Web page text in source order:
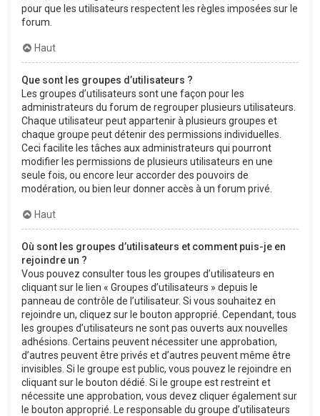
pour que les utilisateurs respectent les règles imposées sur le
forum.
Haut
Que sont les groupes d’utilisateurs ?
Les groupes d’utilisateurs sont une façon pour les
administrateurs du forum de regrouper plusieurs utilisateurs.
Chaque utilisateur peut appartenir à plusieurs groupes et
chaque groupe peut détenir des permissions individuelles.
Ceci facilite les tâches aux administrateurs qui pourront
modifier les permissions de plusieurs utilisateurs en une
seule fois, ou encore leur accorder des pouvoirs de
modération, ou bien leur donner accès à un forum privé.
Haut
Où sont les groupes d’utilisateurs et comment puis-je en
rejoindre un ?
Vous pouvez consulter tous les groupes d’utilisateurs en
cliquant sur le lien « Groupes d’utilisateurs » depuis le
panneau de contrôle de l’utilisateur. Si vous souhaitez en
rejoindre un, cliquez sur le bouton approprié. Cependant, tous
les groupes d’utilisateurs ne sont pas ouverts aux nouvelles
adhésions. Certains peuvent nécessiter une approbation,
d’autres peuvent être privés et d’autres peuvent même être
invisibles. Si le groupe est public, vous pouvez le rejoindre en
cliquant sur le bouton dédié. Si le groupe est restreint et
nécessite une approbation, vous devez cliquer également sur
le bouton approprié. Le responsable du groupe d’utilisateurs